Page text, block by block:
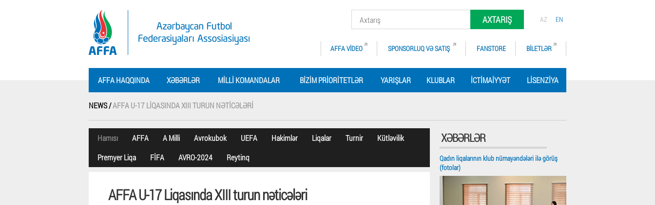
AZ EN
AXTARIŞ
AFFA VIDEO SPONSORLUQ VƏ SATIŞ FANSTORE BILETLƏR
AFFA HAQQINDA XƏBƏRLƏR MILLI KOMANDALAR BIZIM PRIORITETLƏR YARIŞLAR KLUBLAR İCTIMAIYYƏT LISENZIYA
NEWS /AFFA U-17 LIQASINDA XIII TURUN NƏTICƏLƏRI
Hamısı AFFA A Milli Avrokubok UEFA Hakimlər Liqalar Turnir
Kütləvilik
Premyer Liqa
FİFA AVRO-2024 Reytinq
AFFA U-17 Liqasında XIII turun nəticələri
XƏBƏRLƏR
Qadın liqalarının klub nümayəndələri ilə görüş
(fotolar)